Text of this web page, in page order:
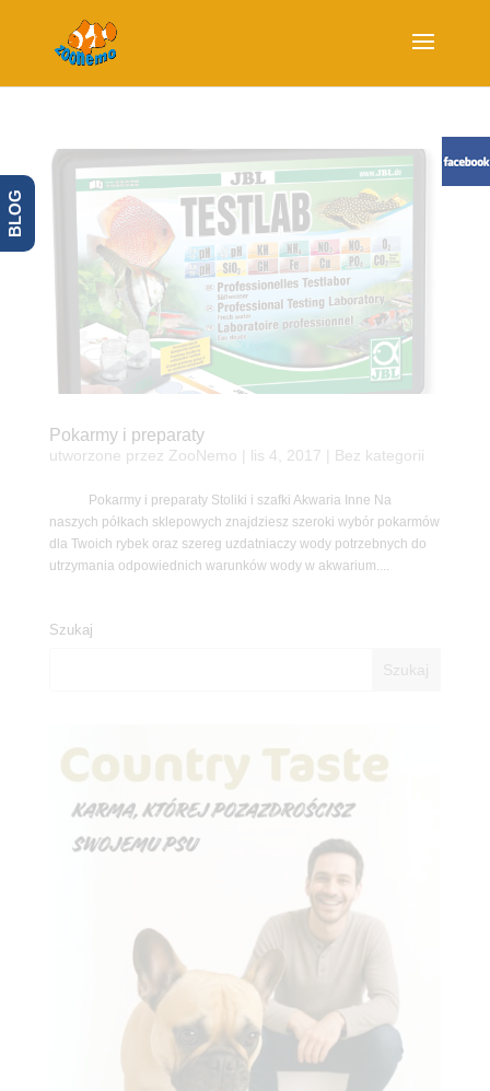
Pokarmy i preparaty
utworzone przez ZooNemo lis 4, 2017 | Bez kategorii
Pokarmy i preparaty Stoliki i szafki Akwaria Inne Na
naszych półkach sklepowych znajdziesz szeroki wybór pokarmów
dla Twoich rybek oraz szereg uzdatniaczy wody potrzebnych do
utrzymania odpowiednich warunków wody w akwarium....
Szukaj
BLOG